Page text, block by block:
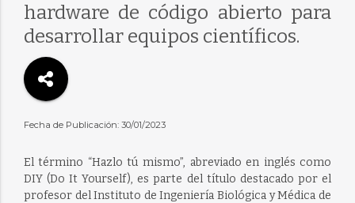
hardware de código abierto para
desarrollar equipos científicos.
Fecha de Publicación: 30/01/2023
El término “Hazlo tú mismo”, abreviado en inglés como
DIY (Do It Yourself), es parte del título destacado por el
profesor del Instituto de Ingeniería Biológica y Médica de